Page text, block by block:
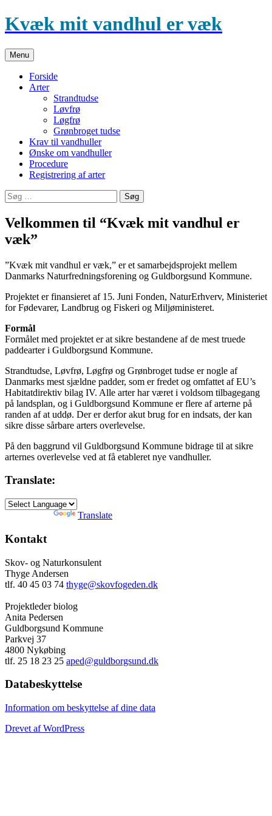
Hop
til
Kvæk mit vandhul er væk
Menu
Forside
Arter
Strandtudse
Løvfrø
Løgfrø
Grønbroget tudse
Krav til vandhuller
Ønske om vandhuller
Procedure
Registrering af arter
Søg
efter:
Velkommen til “Kvæk mit vandhul er
væk”
”Kvæk mit vandhul er væk,” er et samarbejdsprojekt mellem
Danmarks Naturfredningsforening og Guldborgsund Kommune.
Projektet er finansieret af 15. Juni Fonden, NaturErhverv, Ministeriet
for Fødevarer, Landbrug og Fiskeri og Miljøministeret.
Formål
Formålet med projektet er at sikre bestandene af de mest truede
paddearter i Guldborgsund Kommune.
Strandtudse, Løvfrø, Løgfrø og Grønbroget tudse er nogle af
Danmarks mest sjældne padder, som er fredet og omfattet af EU’s
Habitatdirektiv bilag IV. Alle arter har været i voldsom tilbagegang
på landsplan, og i Guldborgsund Kommune er flere af arterne på
randen af at uddø. Der er derfor akut brug for en indsats, der kan
sikre disse sårbare arters overlevelse.
På den baggrund vil Guldborgsund Kommune bidrage til at sikre
arternes overlevelse ved at få etableret nye vandhuller.
Translate:
Translate
Kontakt
Skov- og Naturkonsulent
Thyge Andersen
tlf. 40 45 03 74 thyge@skovfogeden.dk
Projektleder biolog
Anita Pedersen
Guldborgsund Kommune
Parkvej 37
4800 Nykøbing
tlf. 25 18 23 25 aped@guldborgsund.dk
Databeskyttelse
Information om beskyttelse af dine data
Drevet af WordPress